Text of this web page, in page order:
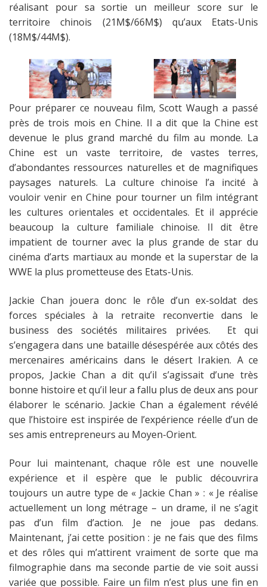
réalisant pour sa sortie un meilleur score sur le
territoire chinois (21M$/66M$) qu’aux Etats-Unis
(18M$/44M$).
Pour préparer ce nouveau film, Scott Waugh a passé
près de trois mois en Chine. Il a dit que la Chine est
devenue le plus grand marché du film au monde. La
Chine est un vaste territoire, de vastes terres,
d’abondantes ressources naturelles et de magnifiques
paysages naturels. La culture chinoise l’a incité à
vouloir venir en Chine pour tourner un film intégrant
les cultures orientales et occidentales. Et il apprécie
beaucoup la culture familiale chinoise. Il dit être
impatient de tourner avec la plus grande de star du
cinéma d’arts martiaux au monde et la superstar de la
WWE la plus prometteuse des Etats-Unis.
Jackie Chan jouera donc le rôle d’un ex-soldat des
forces spéciales à la retraite reconvertie dans le
business des sociétés militaires privées. Et qui
s’engagera dans une bataille désespérée aux côtés des
mercenaires américains dans le désert Irakien. A ce
propos, Jackie Chan a dit qu’il s’agissait d’une très
bonne histoire et qu’il leur a fallu plus de deux ans pour
élaborer le scénario. Jackie Chan a également révélé
que l’histoire est inspirée de l’expérience réelle d’un de
ses amis entrepreneurs au Moyen-Orient.
Pour lui maintenant, chaque rôle est une nouvelle
expérience et il espère que le public découvrira
toujours un autre type de « Jackie Chan » : « Je réalise
actuellement un long métrage – un drame, il ne s’agit
pas d’un film d’action. Je ne joue pas dedans.
Maintenant, j’ai cette position : je ne fais que des films
et des rôles qui m’attirent vraiment de sorte que ma
filmographie dans ma seconde partie de vie soit aussi
variée que possible. Faire un film n’est plus une fin en